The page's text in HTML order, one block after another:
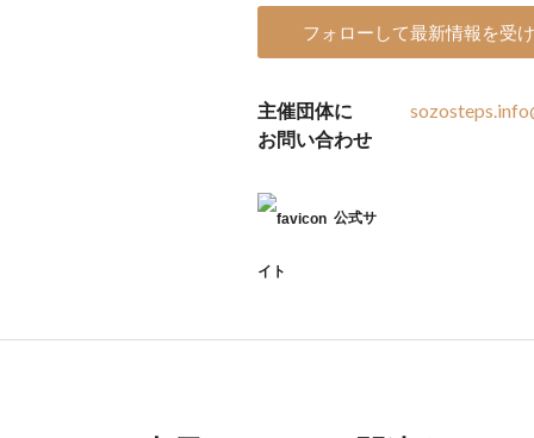
フォローして最新情報を受
主催団体に
お問い合わせ
公式サ
イト